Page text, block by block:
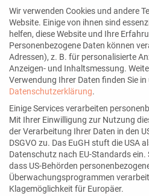
Seiten
Blog
Kontakt
Über mich
Mein Angebot
Social Media Services
Wir verwenden Cookies und andere
Website. Einige von ihnen sind
helfen, diese Website und Ihre
Personenbezogene Daten können
Adressen), z. B. für personalisierte
Anzeigen- und Inhaltsmessung.
Verwendung Ihrer Daten finden Sie in
Datenschutzerklärung.
Einige Services verarbeiten
Mit Ihrer Einwilligung zur Nutzung
der Verarbeitung Ihrer Daten in den
DSGVO zu. Das EuGH stuft die USA
Datenschutz nach EU-Standards
dass US-Behörden
Überwachungsprogrammen
Klagemöglichkeit für Europäer.